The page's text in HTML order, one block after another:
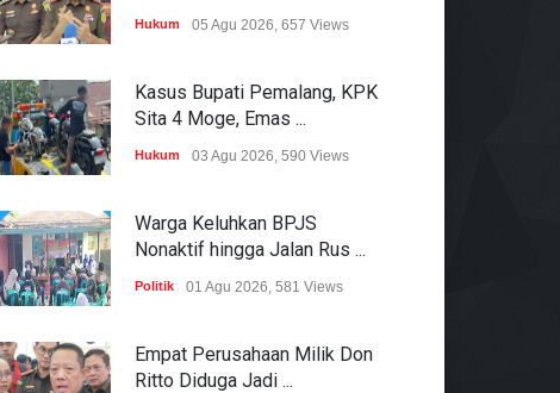
Hukum 05 Agu 2026, 657 Views
Kasus Bupati Pemalang, KPK
Sita 4 Moge, Emas ...
Hukum 03 Agu 2026, 590 Views
Warga Keluhkan BPJS
Nonaktif hingga Jalan Rus ...
Politik 01 Agu 2026, 581 Views
Empat Perusahaan Milik Don
Ritto Diduga Jadi ...